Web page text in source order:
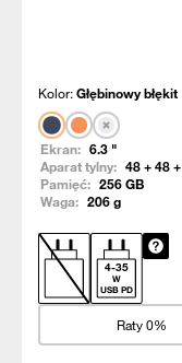
Kolor:Głębinowy błękit
Ekran: 6.3 "
Aparat tylny: 48 + 48
Pamięć: 256GB
Waga: 206g
4-35
W
USB PD
Raty 0%